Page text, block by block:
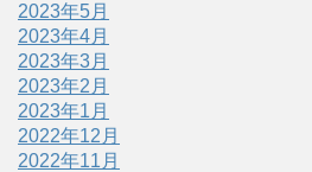
2023年5月
2023年4月
2023年3月
2023年2月
2023年1月
2022年12月
2022年11月